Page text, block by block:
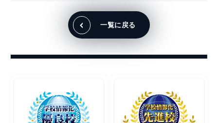
一覧に戻る